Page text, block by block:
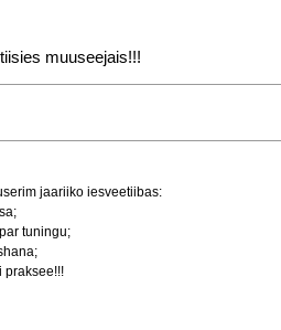
muuseejais!!!
jaariiko iesveetiibas:
tuningu;
praksee!!!